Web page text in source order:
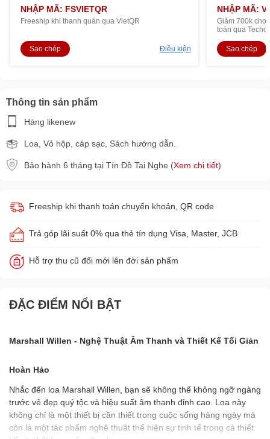
NHẬP MÃ: FSVIETQR
Freeship khi thanh quán qua VietQR
Sao chép Điều kiện
NHẬP MÃ:
Giảm 700k cho
toán qua
Sao chép
Thông tin sản phẩm
Hàng likenew
Loa, Vỏ hộp, cáp sạc, Sách hướng dẫn.
Bảo hành 6 tháng tại Tín Đồ Tai Nghe (Xem chi tiết)
Freeship khi thanh toán chuyển khoản, QR code
Trả góp lãi suất 0% qua thẻ tín dụng Visa, Master, JCB
Hỗ trợ thu cũ đổi mới lên đời sản phẩm
ĐẶC ĐIỂM NỔI BẬT
Marshall Willen - Nghệ Thuật Âm Thanh và Thiết Kế Tối Giản
Hoàn Hảo
Nhắc đến loa Marshall Willen, bạn sẽ không thể không ngỡ ngàng
trước vẻ đẹp quý tộc và hiệu suất âm thanh đỉnh cao. Loa này
không chỉ là một thiết bị cần thiết trong cuộc sống hàng ngày mà
còn là một tác phẩm nghệ thuật thể hiện sự tinh tế trong cả thiết